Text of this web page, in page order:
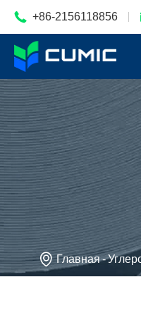
 +86-2156118856
Главная